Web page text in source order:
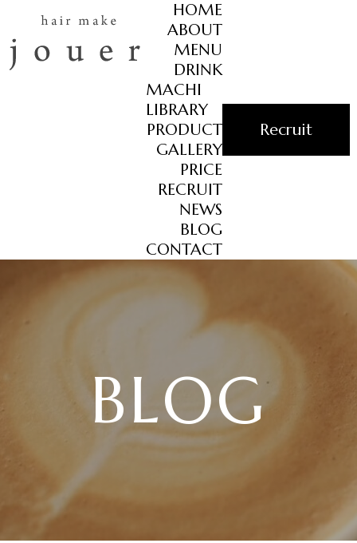
HOME
ABOUT
MENU
DRINK
MACHI
LIBRARY
PRODUCT
GALLERY
PRICE
RECRUIT
NEWS
BLOG
CONTACT
Recruit
BLOG